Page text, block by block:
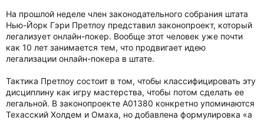
На прошлой неделе член законодательного собрания штата
Нью-Йорк Гэри Претлоу представил законопроект, который
легализует онлайн-покер. Вообще этот человек уже почти
как 10 лет занимается тем, что продвигает идею
легализации онлайн-покера в штате.
Тактика Претлоу состоит в том, чтобы классифицировать эту
дисциплину как игру мастерства, чтобы потом сделать ее
легальной. В законопроекте A01380 конкретно упоминаются
Техасский Холдем и Омаха, но добавлена формулировка «а